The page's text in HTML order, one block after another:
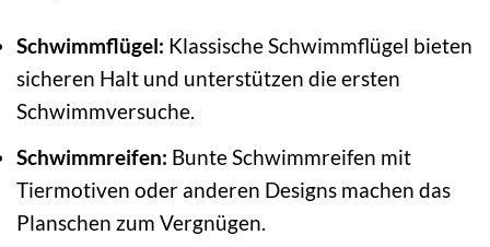
Schwimmflügel: Klassische Schwimmflügel bieten
sicheren Halt und unterstützen die ersten
Schwimmversuche.
Schwimmreifen: Bunte Schwimmreifen mit
Tiermotiven oder anderen Designs machen das
Planschen zum Vergnügen.